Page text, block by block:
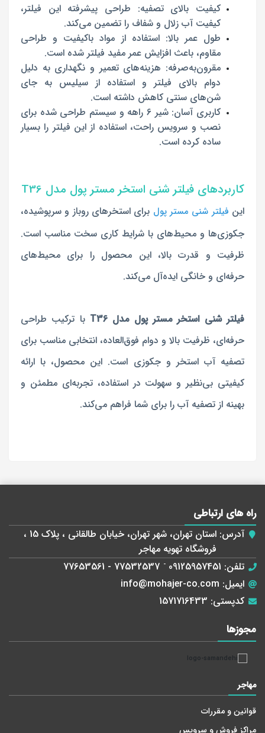
کیفیت بالای تصفیه: طراحی پیشرفته این فیلتر،
کیفیت آب زلال و شفاف را تضمین می‌کند.
طول عمر بالا: استفاده از مواد باکیفیت و طراحی
مقاوم، باعث افزایش عمر مفید فیلتر شده است.
مقرون‌به‌صرفه: هزینه‌های تعمیر و نگهداری به دلیل
دوام بالای فیلتر و استفاده از سیلیس به جای
شن‌های سنتی کاهش داشته است.
کاربری آسان: شیر 6 راهه و سیستم طراحی شده برای
نصب و سرویس راحت، استفاده از این فیلتر را بسیار
ساده کرده است.
کاربردهای فیلتر شنی استخر مستر پول مدل T36
این فیلتر شنی مستر پول برای استخرهای روباز و سرپوشیده،
جکوزی‌ها و محیط‌های با شرایط کاری سخت مناسب است.
ظرفیت و قدرت بالا، این محصول را برای محیط‌های
حرفه‌ای و خانگی ایده‌آل می‌کند.
فیلتر شنی استخر مستر پول مدل T36
با ترکیب طراحی
حرفه‌ای، ظرفیت بالا و دوام فوق‌العاده، انتخابی مناسب برای
تصفیه آب استخر و جکوزی است. این محصول، با ارائه
کیفیتی بی‌نظیر و سهولت در استفاده، تجربه‌ای مطمئن و
بهینه از تصفیه آب را برای شما فراهم می‌کند.
راه های ارتباطی
آدرس:
استان تهران، شهر تهران، خیابان طالقانی ، پلاک 15 ،
فروشگاه تهویه مهاجر
تلفن: 09125957451
-
77532537 - 77653561
ایمیل: info@mohajer-co.com
کدپستی: 1571716433
مجوز‌ها
مهاجر
قوانین و مقررات
مراکز فروش و سرویس